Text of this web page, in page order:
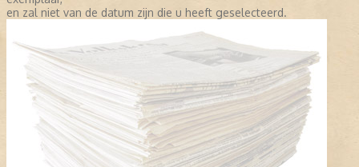
en zal niet van de datum zijn die u heeft geselecteerd.